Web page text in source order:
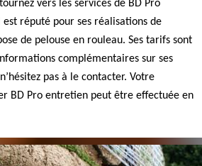
vers les services de BD Pro
réputé pour ses réalisations de
de pelouse en rouleau. Ses tarifs sont
complémentaires sur ses
pas à le contacter. Votre
BD Pro entretien peut être effectuée en